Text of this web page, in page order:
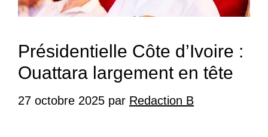
Présidentielle Côte d’Ivoire :
Ouattara largement en tête
27 octobre 2025 par Redaction B